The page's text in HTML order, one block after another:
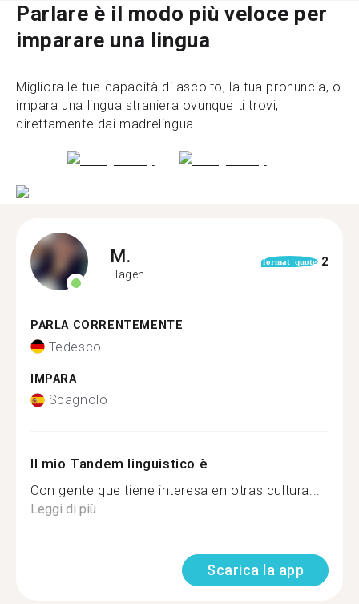
Parlare è il modo più veloce per
imparare una lingua
Migliora le tue capacità di ascolto, la tua pronuncia, o
impara una lingua straniera ovunque ti trovi,
direttamente dai madrelingua.
M.
Hagen
format_quote 2
PARLA CORRENTEMENTE
Tedesco
IMPARA
Spagnolo
Il mio Tandem linguistico è
Con gente que tiene interesa en otras cultura...
Leggi di più
Scarica la app